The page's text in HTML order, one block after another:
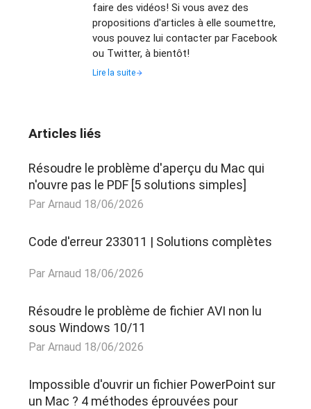
faire des vidéos! Si vous avez des
propositions d'articles à elle soumettre,
vous pouvez lui contacter par Facebook
ou Twitter, à bientôt!
Lire la suite
Articles liés
Résoudre le problème d'aperçu du Mac qui
n'ouvre pas le PDF [5 solutions simples]
Par Arnaud 18/06/2026
Code d'erreur 233011 | Solutions complètes
Par Arnaud 18/06/2026
Résoudre le problème de fichier AVI non lu
sous Windows 10/11
Par Arnaud 18/06/2026
Impossible d'ouvrir un fichier PowerPoint sur
un Mac ? 4 méthodes éprouvées pour